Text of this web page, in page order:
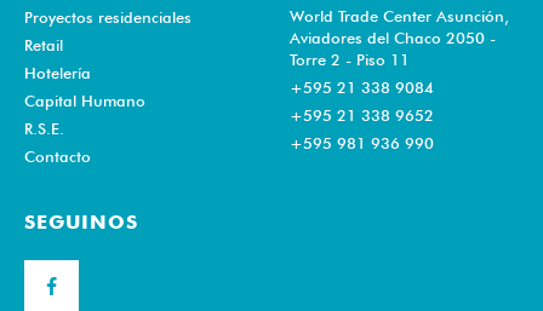
Proyectos residenciales
Retail
Hotelería
Capital Humano
R.S.E.
Contacto
World Trade Center Asunción,
Aviadores del Chaco 2050 -
Torre 2 - Piso 11
+595 21 338 9084
+595 21 338 9652
+595 981 936 990
SEGUINOS